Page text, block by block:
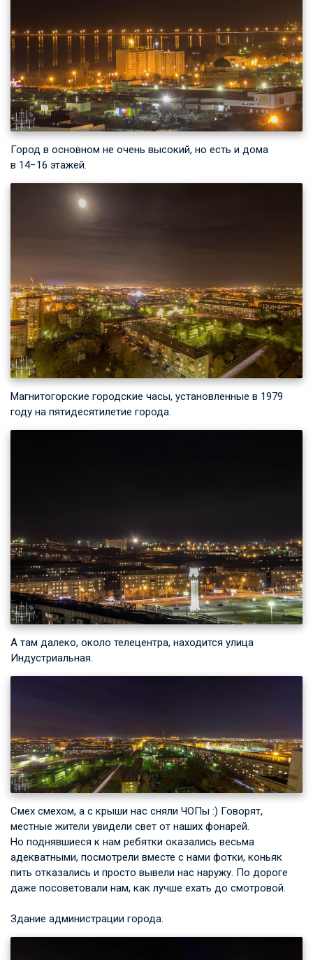
Город в основном не очень высокий, но есть и дома
в 14−16 этажей.
Магнитогорские городские часы, установленные в 1979
году на пятидесятилетие города.
А там далеко, около телецентра, находится улица
Индустриальная.
Смех смехом, а с крыши нас сняли ЧОПы :) Говорят,
местные жители увидели свет от наших фонарей.
Но поднявшиеся к нам ребятки оказались весьма
адекватными, посмотрели вместе с нами фотки, коньяк
пить отказались и просто вывели нас наружу. По дороге
даже посоветовали нам, как лучше ехать до смотровой.
Здание администрации города.